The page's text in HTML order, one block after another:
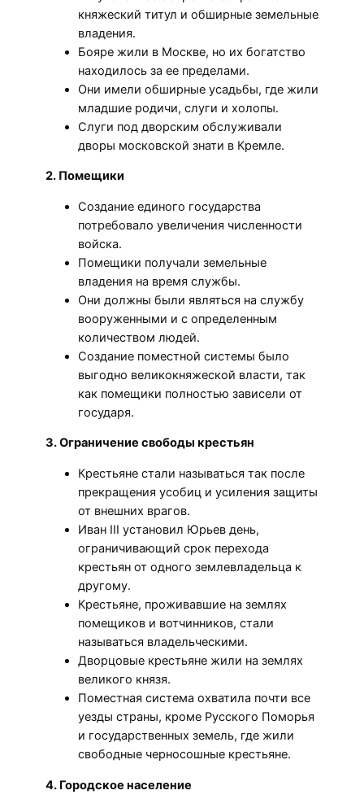
княжеский титул и обширные земельные
владения.
Бояре жили в Москве, но их богатство
находилось за ее пределами.
Они имели обширные усадьбы, где жили
младшие родичи, слуги и холопы.
Слуги под дворским обслуживали
дворы московской знати в Кремле.
2. Помещики
Создание единого государства
потребовало увеличения численности
войска.
Помещики получали земельные
владения на время службы.
Они должны были являться на службу
вооруженными и с определенным
количеством людей.
Создание поместной системы было
выгодно великокняжеской власти, так
как помещики полностью зависели от
государя.
3. Ограничение свободы крестьян
Крестьяне стали называться так после
прекращения усобиц и усиления защиты
от внешних врагов.
Иван III установил Юрьев день,
ограничивающий срок перехода
крестьян от одного землевладельца к
другому.
Крестьяне, проживавшие на землях
помещиков и вотчинников, стали
называться владельческими.
Дворцовые крестьяне жили на землях
великого князя.
Поместная система охватила почти все
уезды страны, кроме Русского Поморья
и государственных земель, где жили
свободные черносошные крестьяне.
4. Городское население